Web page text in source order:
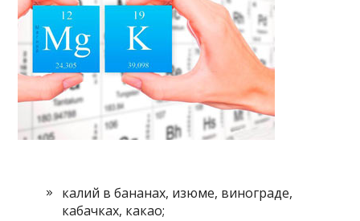
калий в бананах, изюме, винограде,
кабачках, какао;